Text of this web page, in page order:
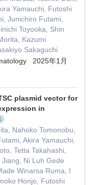
Yamauchi, Futoshi
Junichiro Futami,
Toyooka, Shin
Kazumi
Sakaguchi
2025年1月
plasmid vector for
in
Nahoko Tomonobu,
Akira Yamauchi,
Tetta Takahashi,
Ni Luh Gede
Winarsa Ruma, I
Honjo, Futoshi